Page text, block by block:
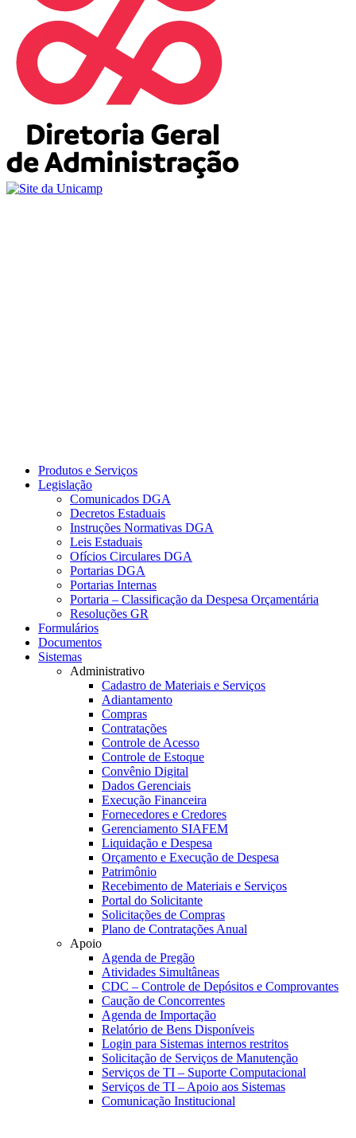
Produtos e Serviços
Legislação
Comunicados DGA
Decretos Estaduais
Instruções Normativas DGA
Leis Estaduais
Ofícios Circulares DGA
Portarias DGA
Portarias Internas
Portaria – Classificação da Despesa Orçamentária
Resoluções GR
Formulários
Documentos
Sistemas
Administrativo
Cadastro de Materiais e Serviços
Adiantamento
Compras
Contratações
Controle de Acesso
Controle de Estoque
Convênio Digital
Dados Gerenciais
Execução Financeira
Fornecedores e Credores
Gerenciamento SIAFEM
Liquidação e Despesa
Orçamento e Execução de Despesa
Patrimônio
Recebimento de Materiais e Serviços
Portal do Solicitante
Solicitações de Compras
Plano de Contratações Anual
Apoio
Agenda de Pregão
Atividades Simultâneas
CDC – Controle de Depósitos e Comprovantes
Caução de Concorrentes
Agenda de Importação
Relatório de Bens Disponíveis
Login para Sistemas internos restritos
Solicitação de Serviços de Manutenção
Serviços de TI – Suporte Computacional
Serviços de TI – Apoio aos Sistemas
Comunicação Institucional